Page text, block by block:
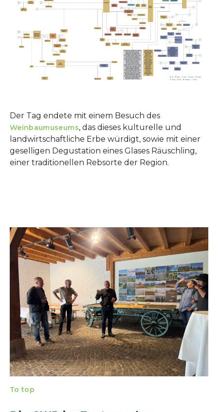
Show larger version
Der Tag endete mit einem Besuch des
Weinbaumuseums, das dieses kulturelle und
landwirtschaftliche Erbe würdigt, sowie mit einer
geselligen Degustation eines Glases Räuschling,
einer traditionellen Rebsorte der Region.
To top